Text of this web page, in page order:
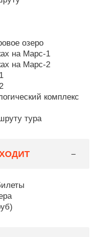
озеро
на Марс-1
на Марс-2
комплекс
тура